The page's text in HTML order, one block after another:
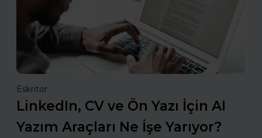
Eskritor
LinkedIn, CV ve Ön Yazı İçin AI
Yazım Araçları Ne İşe Yarıyor?